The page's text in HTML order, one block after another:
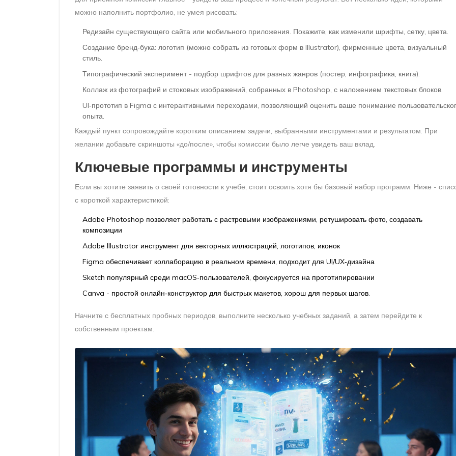
можно наполнить портфолио, не умея рисовать:
Редизайн существующего сайта или мобильного приложения. Покажите, как изменили шрифты, сетку, цвета.
Создание бренд‑бука: логотип (можно собрать из готовых форм в Illustrator), фирменные цвета, визуальный
стиль.
Типографический эксперимент - подбор шрифтов для разных жанров (постер, инфографика, книга).
Коллаж из фотографий и стоковых изображений, собранных в Photoshop, с наложением текстовых блоков.
UI‑прототип в Figma с интерактивными переходами, позволяющий оценить ваше понимание
опыта.
Каждый пункт сопровождайте коротким описанием задачи, выбранными инструментами и результатом. При
желании добавьте скриншоты «до/после», чтобы комиссии было легче увидеть ваш вклад.
Ключевые программы и инструменты
Если вы хотите заявить о своей готовности к учебе, стоит освоить хотя бы базовый набор программ. Ниже -
с короткой характеристикой:
Adobe Photoshop позволяет работать с растровыми изображениями, ретушировать фото, создавать
композиции
Adobe Illustrator инструмент для векторных иллюстраций, логотипов, иконок
Figma обеспечивает коллаборацию в реальном времени, подходит для UI/UX‑дизайна
Sketch популярный среди macOS‑пользователей, фокусируется на прототипировании
Canva - простой онлайн‑конструктор для быстрых макетов, хорош для первых шагов.
Начните с бесплатных пробных периодов, выполните несколько учебных заданий, а затем перейдите к
собственным проектам.